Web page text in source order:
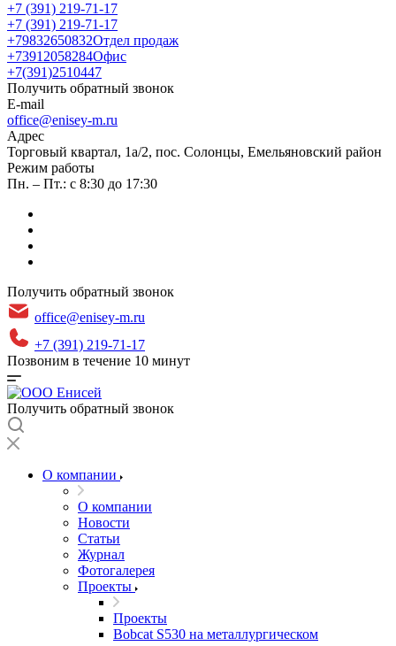
+7 (391) 219-71-17
+7 (391) 219-71-17
+79832650832Отдел продаж
+73912058284Офис
+7(391)2510447
Получить обратный звонок
E-mail
office@enisey-m.ru
Адрес
​Торговый квартал, 1а/2, пос. Солонцы, Емельяновский район
Режим работы
Пн. – Пт.: с 8:30 до 17:30
Получить обратный звонок
office@enisey-m.ru
+7 (391) 219-71-17
Позвоним в течение 10 минут
Получить обратный звонок
О компании
О компании
Новости
Статьи
Журнал
Фотогалерея
Проекты
Проекты
Bobcat S530 на металлургическом